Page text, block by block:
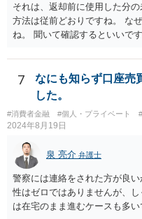
それは、返却前に使用した分
方法は従前どおりですね。 な
ね。 聞いて確認するといいで
7
なにも知らず口座売
した。
#消費者金融 #個人・プライベート
2024年8月19日
泉 亮介 弁護士
警察には連絡をされた方が良
性はゼロではありませんが、
は在宅のまま進むケースも多